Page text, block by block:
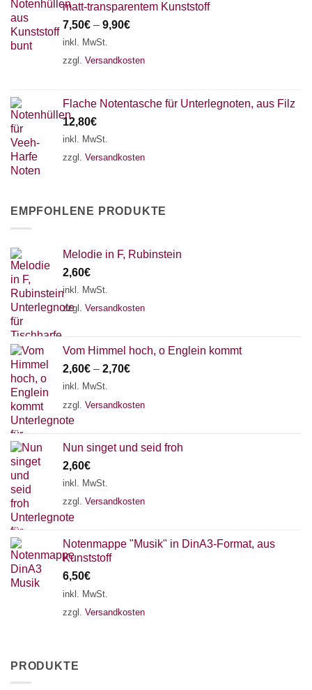
matt-transparentem Kunststoff
7,50€ – 9,90€
inkl. MwSt.
zzgl. Versandkosten
Flache Notentasche für Unterlegnoten, aus Filz
12,80€
inkl. MwSt.
zzgl. Versandkosten
EMPFOHLENE PRODUKTE
Melodie in F, Rubinstein
2,60€
inkl. MwSt.
zzgl. Versandkosten
Vom Himmel hoch, o Englein kommt
2,60€ – 2,70€
inkl. MwSt.
zzgl. Versandkosten
Nun singet und seid froh
2,60€
inkl. MwSt.
zzgl. Versandkosten
Notenmappe "Musik" in DinA3-Format, aus
Kunststoff
6,50€
inkl. MwSt.
zzgl. Versandkosten
PRODUKTE